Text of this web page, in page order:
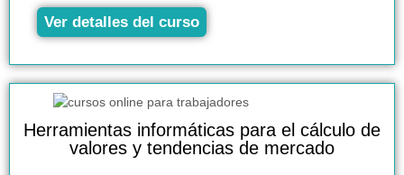
Ver detalles del curso
Herramientas informáticas para el cálculo de
valores y tendencias de mercado